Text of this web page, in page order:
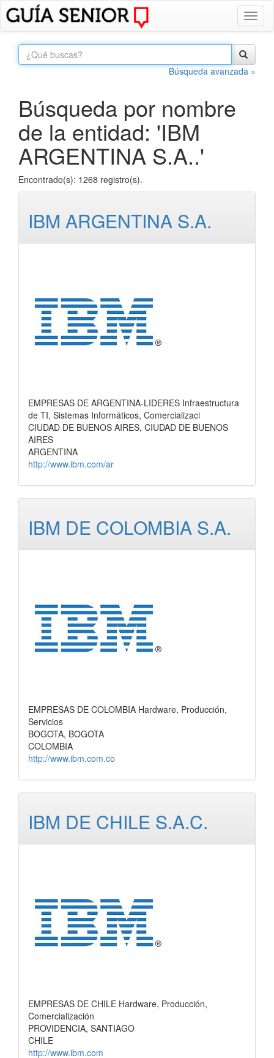
Búsqueda avanzada »
Búsqueda por nombre
de la entidad: 'IBM
ARGENTINA S.A..'
Encontrado(s): 1268 registro(s).
IBM ARGENTINA S.A.
EMPRESAS DE ARGENTINA-LIDERES Infraestructura
de TI, Sistemas Informáticos, Comercializaci
CIUDAD DE BUENOS AIRES, CIUDAD DE BUENOS
AIRES
ARGENTINA
http://www.ibm.com/ar
IBM DE COLOMBIA S.A.
EMPRESAS DE COLOMBIA Hardware, Producción,
Servicios
BOGOTA, BOGOTA
COLOMBIA
http://www.ibm.com.co
IBM DE CHILE S.A.C.
EMPRESAS DE CHILE Hardware, Producción,
Comercialización
PROVIDENCIA, SANTIAGO
CHILE
http://www.ibm.com